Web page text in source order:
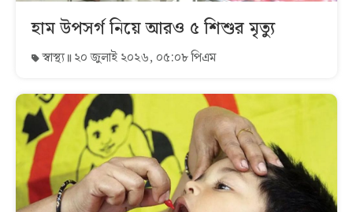
হাম উপসর্গ নিয়ে আরও ৫ শিশুর মৃত্যু
স্বাস্থ্য ২০ জুলাই ২০২৬, ০৫:০৮ পিএম